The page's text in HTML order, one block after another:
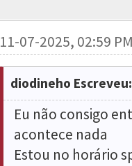
11-07-2025, 02:59
diodineho Escreveu:
Eu não consigo
acontece nada
Estou no horário